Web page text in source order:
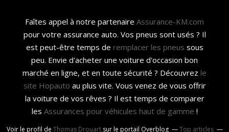
Faîtes appel à notre partenaire Assurance-KM.com
pour votre assurance auto. Vos pneus sont usés ? Il
est peut-être temps de remplacer les pneus sous
peu. Envie d'acheter une voiture d'occasion bon
marché en ligne, et en toute sécurité ? Découvrez le
site Hopauto au plus vite. Vous venez de vous offrir
la voiture de vos rêves ? Il est temps de comparer
les Assurances pour véhicules haut de gamme !
Voir le profil de Thomas Drouartsur le portail Overblog Top articles